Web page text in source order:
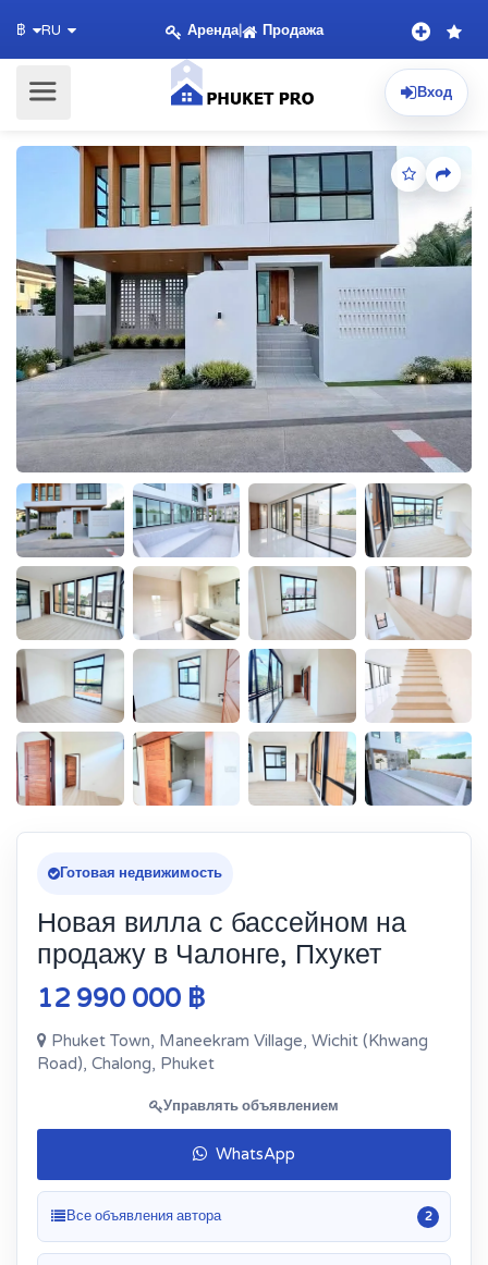
฿ RU Аренда| Продажа
Вход
Готовая недвижимость
Новая вилла с бассейном на
продажу в Чалонге, Пхукет
12 990 000 ฿
Phuket Town, Maneekram Village, Wichit (Khwang
Road), Chalong, Phuket
Управлять объявлением
WhatsApp
Все объявления автора 2